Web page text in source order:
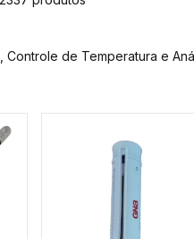
de Temperatura e